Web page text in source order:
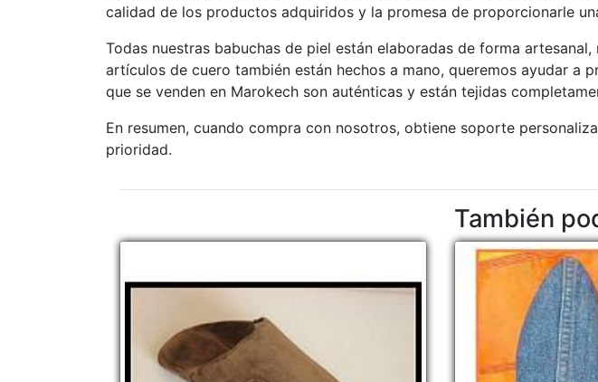
calidad de los productos adquiridos y la promesa de proporcionarle
Todas nuestras babuchas de piel están elaboradas de forma
artículos de cuero también están hechos a mano, queremos ayudar a
que se venden en Marokech son auténticas y están tejidas
En resumen, cuando compra con nosotros, obtiene soporte
prioridad.
También